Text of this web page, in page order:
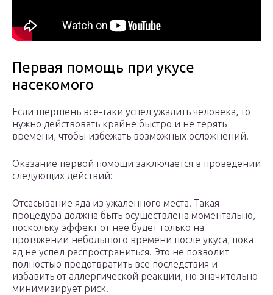
Первая помощь при укусе
насекомого
Если шершень все-таки успел ужалить человека, то
нужно действовать крайне быстро и не терять
времени, чтобы избежать возможных осложнений.
Оказание первой помощи заключается в проведении
следующих действий:
Отсасывание яда из ужаленного места. Такая
процедура должна быть осуществлена моментально,
поскольку эффект от нее будет только на
протяжении небольшого времени после укуса, пока
яд не успел распространиться. Это не позволит
полностью предотвратить все последствия и
избавить от аллергической реакции, но значительно
минимизирует риск.